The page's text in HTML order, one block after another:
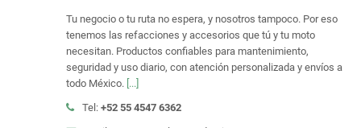
Tu negocio o tu ruta no espera, y nosotros tampoco. Por eso
tenemos las refacciones y accesorios que tú y tu moto
necesitan. Productos confiables para mantenimiento,
seguridad y uso diario, con atención personalizada y envíos a
todo México. [...]
Tel: +52 55 4547 6362